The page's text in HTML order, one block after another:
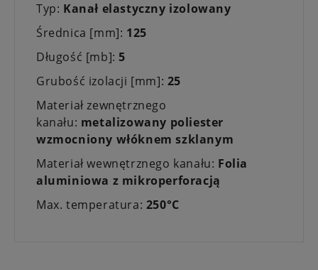
Typ: Kanał elastyczny izolowany
Średnica [mm]: 125
Długość [mb]:5
Grubość izolacji [mm]: 25
Materiał zewnętrznego
kanału: metalizowany poliester
wzmocniony włóknem szklanym
Materiał wewnętrznego kanału: Folia
aluminiowa z mikroperforacją
Max. temperatura: 250°C